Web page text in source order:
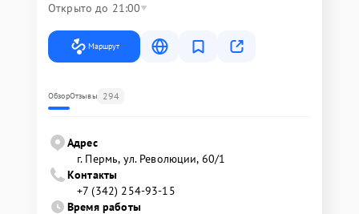
Открыто до 21:00
Маршрут
ОбзорОтзывы 294
Адрес
г. Пермь, ул. ​Революции, 60/1
Контакты
+7 (342) 254-93-15
Время работы